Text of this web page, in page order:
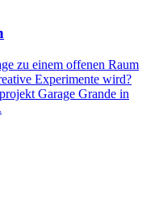
zu einem offenen Raum
Experimente wird?
Garage Grande in